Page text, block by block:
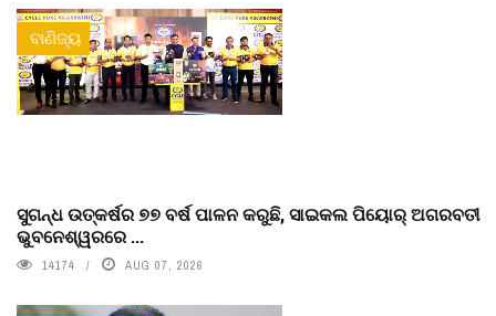
ବାଣିଜ୍ୟ
ସୁଗନ୍ଧ ଉତ୍କର୍ଷର ୭୭ ବର୍ଷ ପାଳନ କରୁଛି, ସାଇକଲ ପିୟୋର୍‌ ଅଗରବତୀ
ଭୁବନେଶ୍ୱରରେ ...
14174 AUG 07, 2026